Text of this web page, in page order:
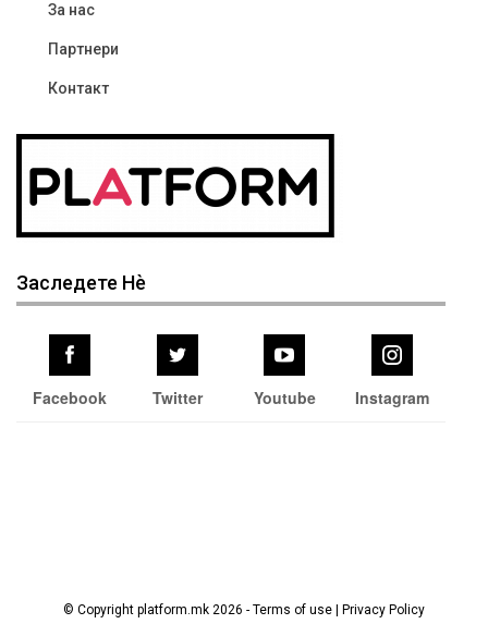
За нас
Партнери
Контакт
Заследете Нѐ
Facebook Twitter Youtube Instagram
© Copyright platform.mk 2026 - Terms of use | Privacy Policy